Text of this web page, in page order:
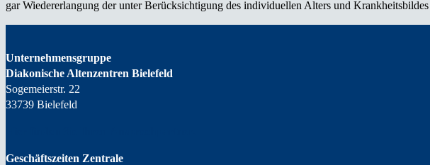
gar Wiedererlangung der unter Berück­sichtigung des individuellen Alters und
Unternehmensgruppe
Diakonische Altenzentren Bielefeld
Sogemeierstr. 22
33739 Bielefeld
Geschäftszeiten Zentrale